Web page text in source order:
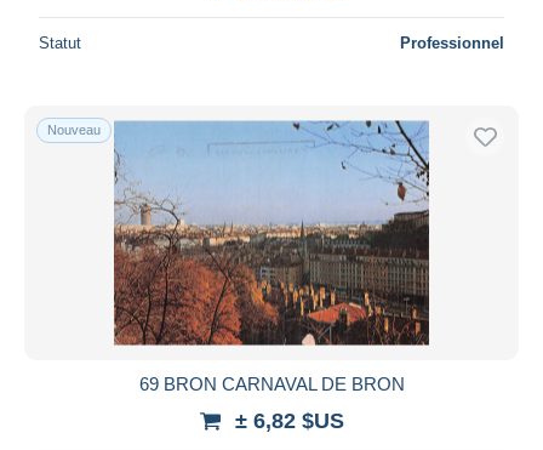
Statut Professionnel
Nouveau
69 BRON CARNAVAL DE BRON
± 6,82 $US